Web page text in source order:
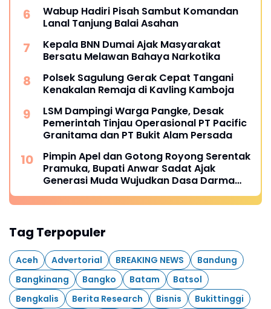
Wabup Hadiri Pisah Sambut Komandan
Lanal Tanjung Balai Asahan
Kepala BNN Dumai Ajak Masyarakat
Bersatu Melawan Bahaya Narkotika
Polsek Sagulung Gerak Cepat Tangani
Kenakalan Remaja di Kavling Kamboja
LSM Dampingi Warga Pangke, Desak
Pemerintah Tinjau Operasional PT Pacific
Granitama dan PT Bukit Alam Persada
Pimpin Apel dan Gotong Royong Serentak
Pramuka, Bupati Anwar Sadat Ajak
Generasi Muda Wujudkan Dasa Darma
Melalui Aksi Nyata Peduli Lingkungan
Tag Terpopuler
Aceh Advertorial BREAKING NEWS
Bandung
Bangkinang
Bangko Batam
Batsol
Bengkalis
Berita Research Bisnis
Bukittinggi